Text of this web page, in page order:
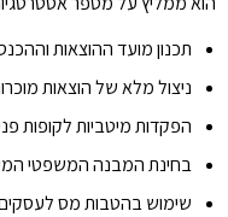
תכנון מועד ההוצאות
ניצול מלא של הוצאות
הפקדות מיטביות לקופות
בחינת המבנה המשפטי
שימוש בהטבות מס